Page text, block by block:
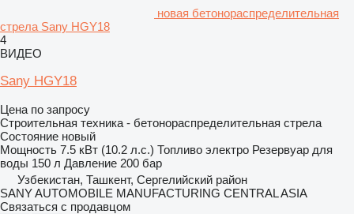
новая бетонораспределительная
стрела Sany HGY18
4
ВИДЕО
Sany HGY18
Цена по запросу
Строительная техника - бетонораспределительная стрела
Состояние новый
Мощность 7.5 кВт (10.2 л.с.) Топливо электро Резервуар для
воды 150 л Давление 200 бар
Узбекистан, Ташкент, Сергелийский район
SANY AUTOMOBILE MANUFACTURING CENTRAL ASIA
Связаться с продавцом